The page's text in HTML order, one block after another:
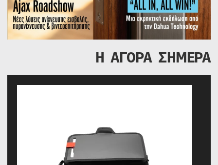
Η ΑΓΟΡΑ ΣΗΜΕΡΑ